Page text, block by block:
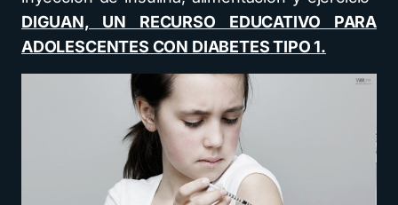
DIGUAN, UN RECURSO EDUCATIVO PARA
ADOLESCENTES CON DIABETES TIPO 1.